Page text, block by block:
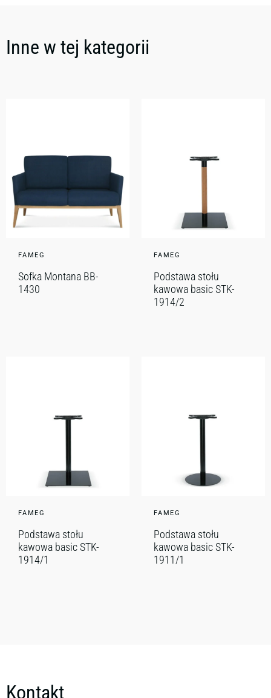
Inne w tej kategorii
FAMEG
Sofka Montana BB-
1430
FAMEG
Podstawa stołu
kawowa basic STK-
1914/2
FAMEG
Podstawa stołu
kawowa basic STK-
1914/1
FAMEG
Podstawa stołu
kawowa basic STK-
1911/1
Kontakt